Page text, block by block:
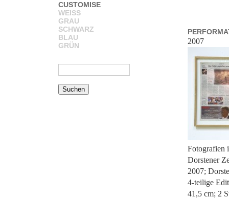
CUSTOMISE
WEISS
GRAU
SCHWARZ
BLAU
GRÜN
2007
Fotografien
Dorstener
2007;
4-teilige
41,5 cm; 2